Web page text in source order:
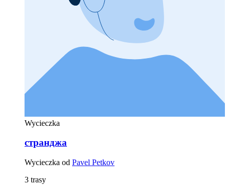
Wycieczka
странджа
Wycieczka od Pavel Petkov
3 trasy